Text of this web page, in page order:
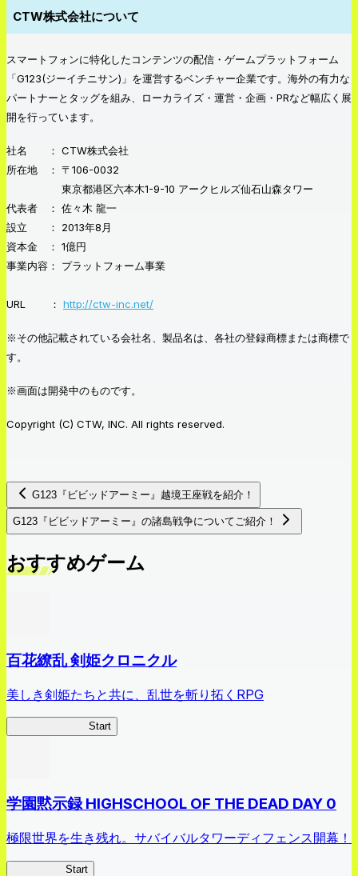
CTW株式会社について
スマートフォンに特化したコンテンツの配信・ゲームプラットフォーム
「G123(ジーイチニサン)」を運営するベンチャー企業です。海外の有力な
パートナーとタッグを組み、ローカライズ・運営・企画・PRなど幅広く展
開を行っています。
社名 ： CTW株式会社
所在地 ： 〒106-0032
東京都港区六本木1-9-10 アークヒルズ仙石山森タワー
代表者 ： 佐々木 龍一
設立 ： 2013年8月
資本金 ： 1億円
事業内容： プラットフォーム事業
URL ： http://ctw-inc.net/
※その他記載されている会社名、製品名は、各社の登録商標または商標で
す。
※画面は開発中のものです。
Copyright (C) CTW, INC. All rights reserved.
G123『ビビッドアーミー』越境王座戦を紹介！
G123『ビビッドアーミー』の諸島戦争についてご紹介！
おすすめゲーム
百花繚乱 剣姫クロニクル
美しき剣姫たちと共に、乱世を斬り拓くRPG
Start
学園黙示録 HIGHSCHOOL OF THE DEAD DAY 0
極限世界を生き残れ。サバイバルタワーディフェンス開幕！
Start